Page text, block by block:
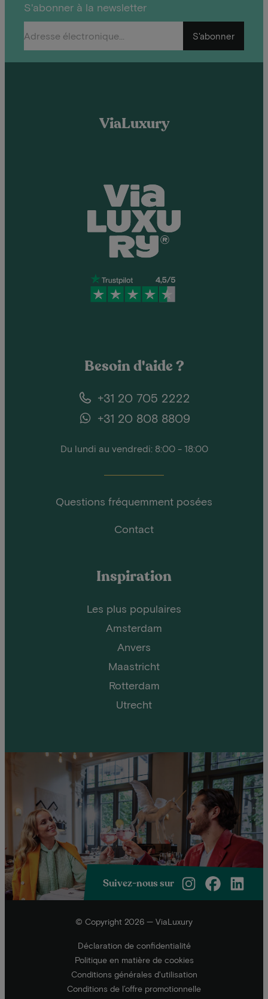
S'abonner à la newsletter
S'abonner
ViaLuxury
Besoin d'aide ?
+31 20 705 2222
+31 20 808 8809
Du lundi au vendredi: 8:00 - 18:00
Questions fréquemment posées
Contact
Inspiration
Les plus populaires
Amsterdam
Anvers
Maastricht
Rotterdam
Utrecht
Suivez-nous sur
© Copyright 2026 — ViaLuxury
Déclaration de confidentialité
Politique en matière de cookies
Conditions générales d'utilisation
Conditions de l’offre promotionnelle